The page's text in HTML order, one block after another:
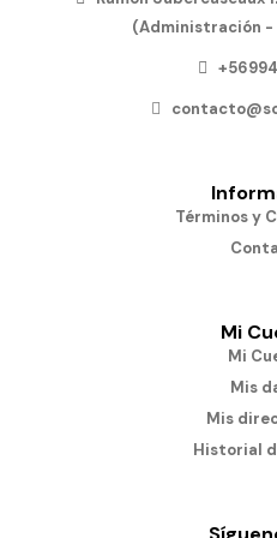
(Administración -
Términos y
Mi
Mi
Mis
Mis
Historial